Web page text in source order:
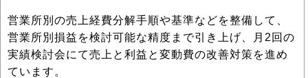
営業所別の売上経費分解手順や基準などを整備して、
営業所別損益を検討可能な精度まで引き上げ、月2回の
実績検討会にて売上と利益と変動費の改善対策を進め
ています。